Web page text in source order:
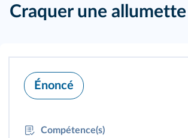
Craquer une allumette
Énoncé
Compétence(s)